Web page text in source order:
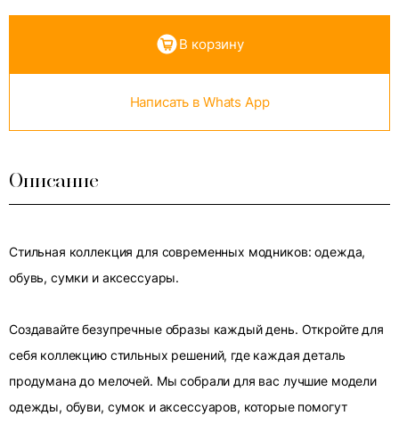
В корзину
Написать в Whats App
Описание
Стильная коллекция для современных модников: одежда,
обувь, сумки и аксессуары.
Создавайте безупречные образы каждый день. Откройте для
себя коллекцию стильных решений, где каждая деталь
продумана до мелочей. Мы собрали для вас лучшие модели
одежды, обуви, сумок и аксессуаров, которые помогут